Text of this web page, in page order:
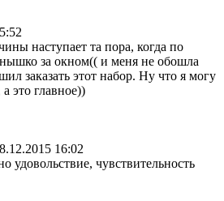
наступает та пора, когда по
за окном(( и меня не обошла
заказать этот набор. Ну что я могу
это главное))
16:02
удовольствие, чувствительность